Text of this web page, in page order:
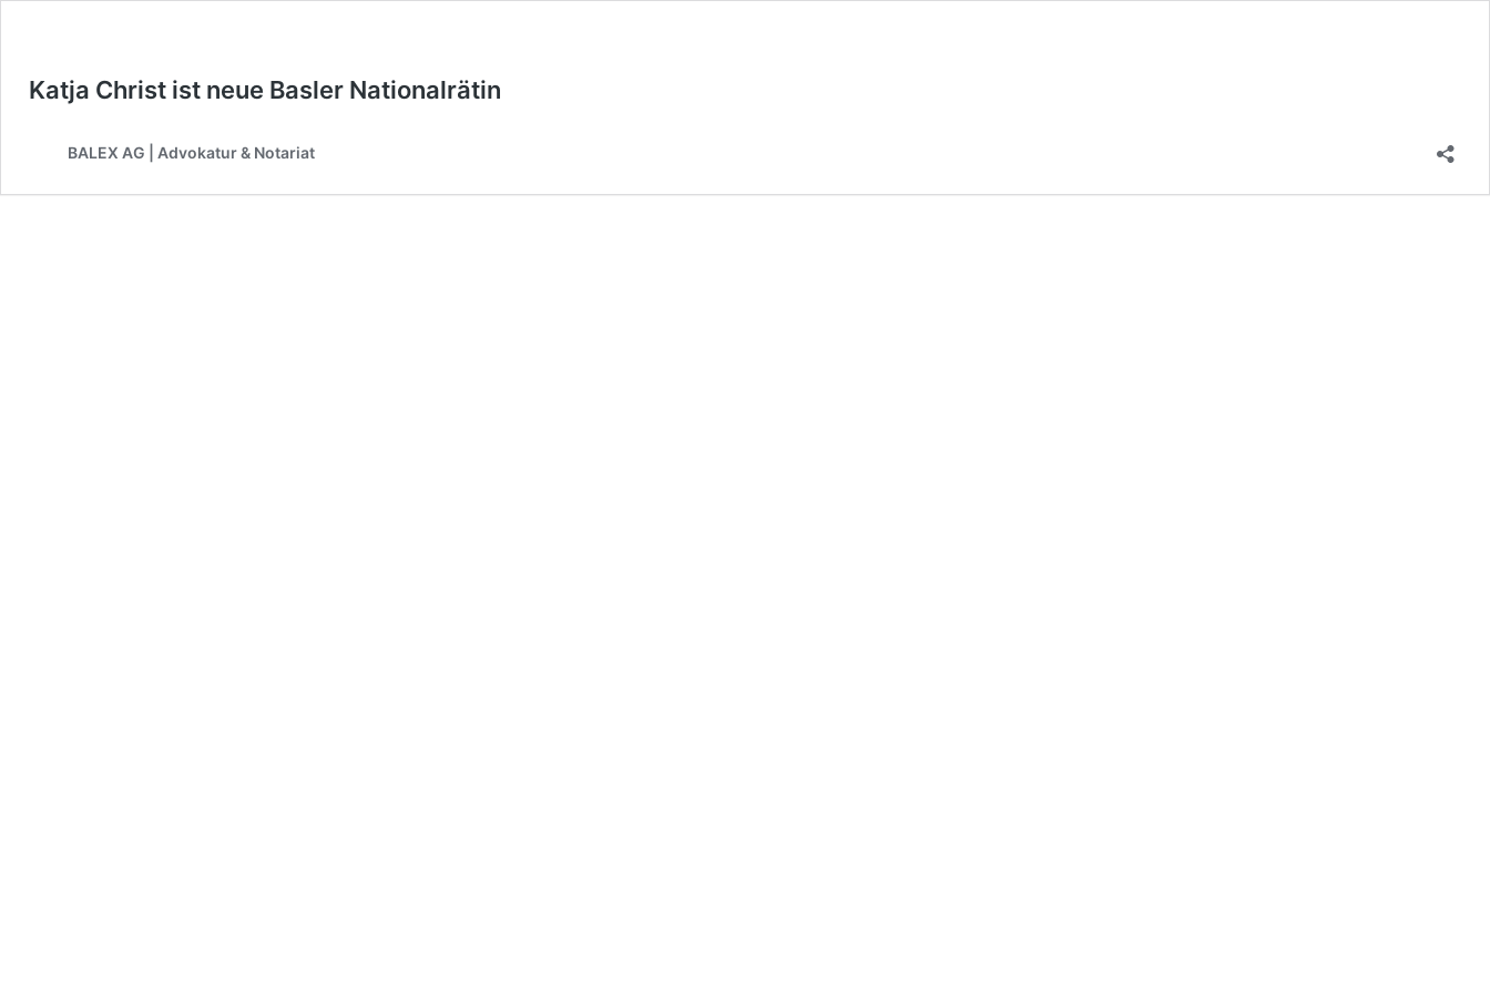
Katja Christ ist neue Basler Nationalrätin
BALEX AG | Advokatur & Notariat